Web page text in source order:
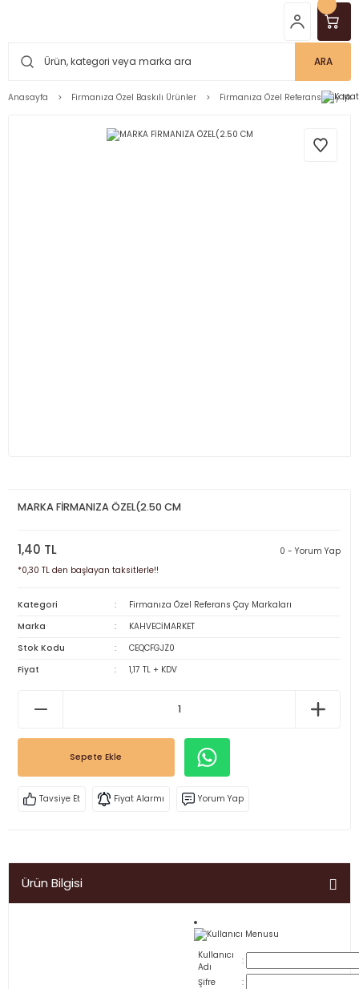
ARA
Anasayfa Firmanıza Özel Baskılı Ürünler Firmanıza Özel Referans Çay
MARKA FİRMANIZA ÖZEL(2.50 CM
1,40 TL
0 - Yorum Yap
*0,30 TL den başlayan taksitlerle!!
Kategori
Firmanıza Özel Referans Çay Markaları
Marka
KAHVECİMARKET
Stok Kodu
CEQCFGJZ0
Fiyat
1,17 TL + KDV
Sepete Ekle
Tavsiye Et Fiyat Alarmı Yorum Yap
Ürün Bilgisi
Kullanıcı Menusu
Kullanıcı
Adı
:
Şifre
: